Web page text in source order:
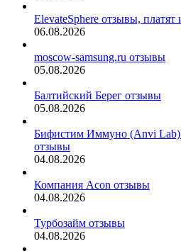
ElevateSphere отзывы, платят
06.08.2026
moscow-samsung.ru отзывы
05.08.2026
Балтийский Берег отзывы
05.08.2026
Бифистим Иммуно (Anvi
отзывы
04.08.2026
Компания Acon отзывы
04.08.2026
Турбозайм отзывы
04.08.2026